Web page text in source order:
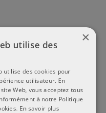
×
utilise des
utilise des cookies pour
utilisateur. En
Web, vous acceptez tous
à notre Politique
En savoir plus